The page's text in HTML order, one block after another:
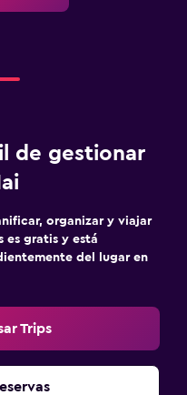
de gestionar
organizar y viajar
es gratis y está
del lugar en
Trips